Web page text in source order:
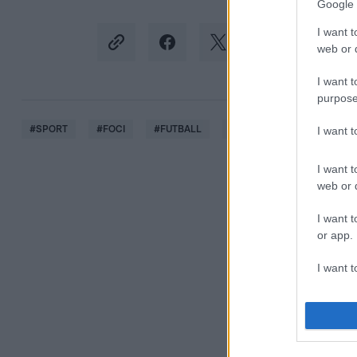
Google
I want
web or
I want
I want
I want
web or
I want
or app.
I want
I want
#SPORT #FOCI #FUTBALL #